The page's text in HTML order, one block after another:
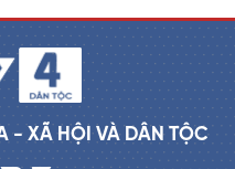
- XÃ HỘI VÀ DÂN TỘC